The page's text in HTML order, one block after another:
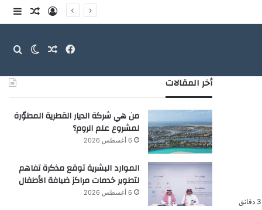
تسجيلمقال
فيسبوك
مقال الوضع
أخر المقالات
من هي شركة الديار القطرية المطوّرة
لمشروع علم الروم؟
6 أغسطس 2026
الموارد البشرية توقع مذكرة تفاهم
لتطوير خدمات مراكز ضيافة الأطفال
6 أغسطس 2026